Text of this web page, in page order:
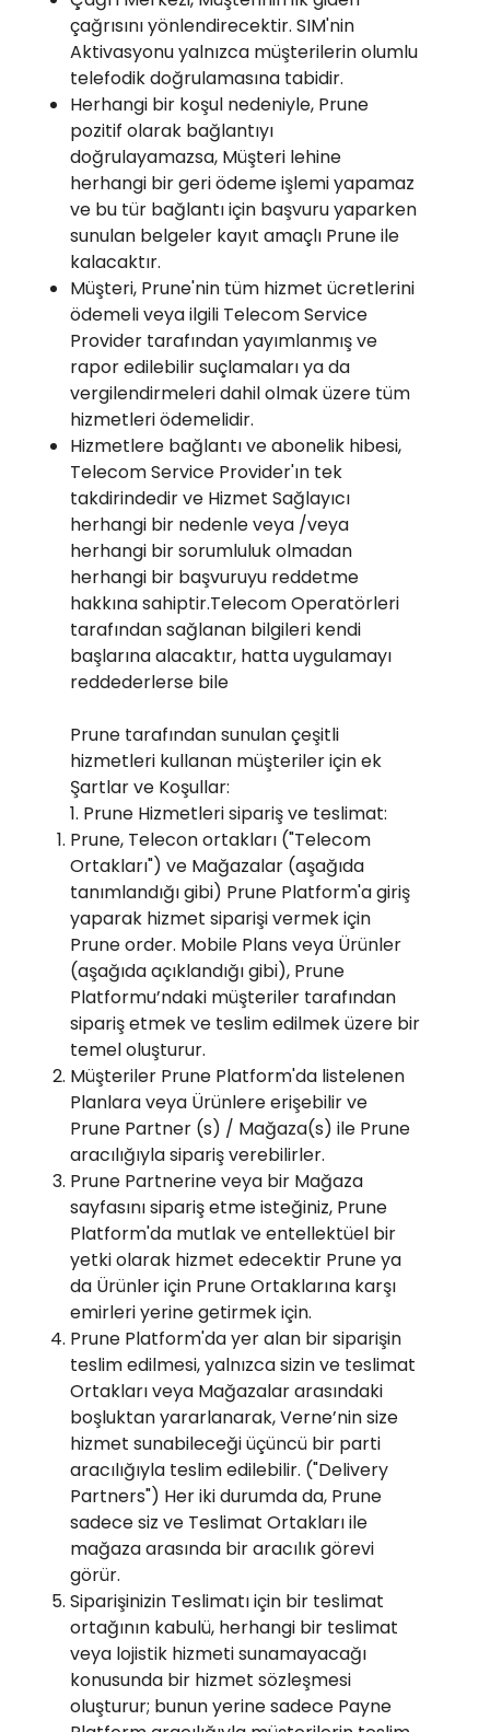
çağrısını yönlendirecektir. SIM'nin
Aktivasyonu yalnızca müşterilerin olumlu
telefodik doğrulamasına tabidir.
Herhangi bir koşul nedeniyle, Prune
pozitif olarak bağlantıyı
doğrulayamazsa, Müşteri lehine
herhangi bir geri ödeme işlemi yapamaz
ve bu tür bağlantı için başvuru yaparken
sunulan belgeler kayıt amaçlı Prune ile
kalacaktır.
Müşteri, Prune'nin tüm hizmet ücretlerini
ödemeli veya ilgili Telecom Service
Provider tarafından yayımlanmış ve
rapor edilebilir suçlamaları ya da
vergilendirmeleri dahil olmak üzere tüm
hizmetleri ödemelidir.
Hizmetlere bağlantı ve abonelik hibesi,
Telecom Service Provider'ın tek
takdirindedir ve Hizmet Sağlayıcı
herhangi bir nedenle veya /veya
herhangi bir sorumluluk olmadan
herhangi bir başvuruyu reddetme
hakkına sahiptir.Telecom Operatörleri
tarafından sağlanan bilgileri kendi
başlarına alacaktır, hatta uygulamayı
reddederlerse bile
Prune tarafından sunulan çeşitli
hizmetleri kullanan müşteriler için ek
Şartlar ve Koşullar:
1. Prune Hizmetleri sipariş ve teslimat:
Prune, Telecon ortakları ("Telecom
Ortakları") ve Mağazalar (aşağıda
tanımlandığı gibi) Prune Platform'a giriş
yaparak hizmet siparişi vermek için
Prune order. Mobile Plans veya Ürünler
(aşağıda açıklandığı gibi), Prune
Platformu’ndaki müşteriler tarafından
sipariş etmek ve teslim edilmek üzere bir
temel oluşturur.
Müşteriler Prune Platform'da listelenen
Planlara veya Ürünlere erişebilir ve
Prune Partner (s) / Mağaza(s) ile Prune
aracılığıyla sipariş verebilirler.
Prune Partnerine veya bir Mağaza
sayfasını sipariş etme isteğiniz, Prune
Platform'da mutlak ve entellektüel bir
yetki olarak hizmet edecektir Prune ya
da Ürünler için Prune Ortaklarına karşı
emirleri yerine getirmek için.
Prune Platform'da yer alan bir siparişin
teslim edilmesi, yalnızca sizin ve teslimat
Ortakları veya Mağazalar arasındaki
boşluktan yararlanarak, Verne’nin size
hizmet sunabileceği üçüncü bir parti
aracılığıyla teslim edilebilir. ("Delivery
Partners") Her iki durumda da, Prune
sadece siz ve Teslimat Ortakları ile
mağaza arasında bir aracılık görevi
görür.
Siparişinizin Teslimatı için bir teslimat
ortağının kabulü, herhangi bir teslimat
veya lojistik hizmeti sunamayacağı
konusunda bir hizmet sözleşmesi
oluşturur; bunun yerine sadece Payne